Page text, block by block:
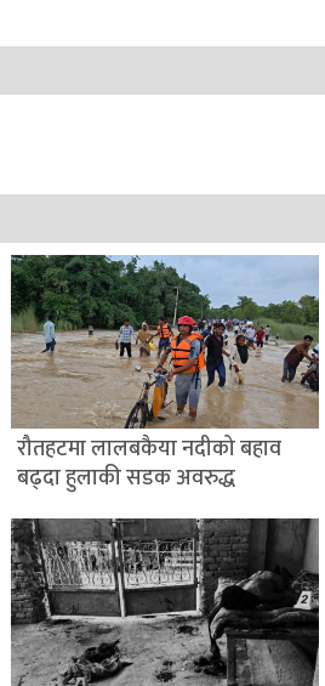
रौतहटमा लालबकैया नदीको बहाव
बढ्दा हुलाकी सडक अवरुद्ध